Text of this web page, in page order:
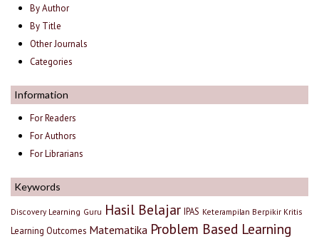
By Author
By Title
Other Journals
Categories
Information
For Readers
For Authors
For Librarians
Keywords
Discovery Learning Guru Hasil Belajar IPAS Keterampilan Berpikir Kritis
Learning Outcomes Matematika Problem Based Learning